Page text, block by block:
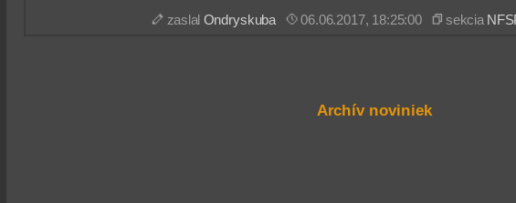
zaslal Ondryskuba 06.06.2017, 18:25:00 sekcia
Archív noviniek